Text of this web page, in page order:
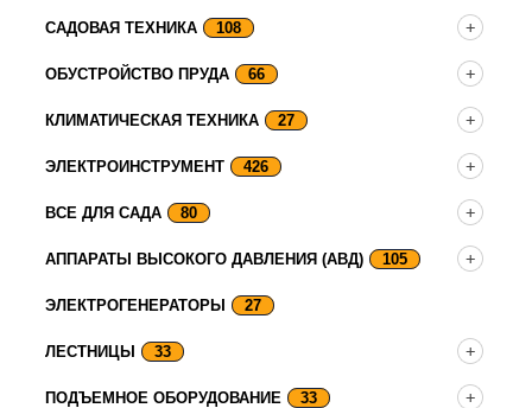
САДОВАЯ ТЕХНИКА 108
ОБУСТРОЙСТВО ПРУДА 66
КЛИМАТИЧЕСКАЯ ТЕХНИКА 27
ЭЛЕКТРОИНСТРУМЕНТ 426
ВСЕ ДЛЯ САДА 80
АППАРАТЫ ВЫСОКОГО ДАВЛЕНИЯ (АВД) 105
ЭЛЕКТРОГЕНЕРАТОРЫ 27
ЛЕСТНИЦЫ 33
ПОДЪЕМНОЕ ОБОРУДОВАНИЕ 33